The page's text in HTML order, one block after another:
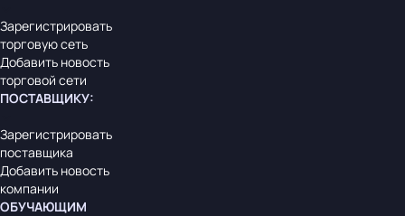
Зарегистрировать
торговую сеть
Добавить новость
торговой сети
ПОСТАВЩИКУ:
Зарегистрировать
поставщика
Добавить новость
компании
ОБУЧАЮЩИМ